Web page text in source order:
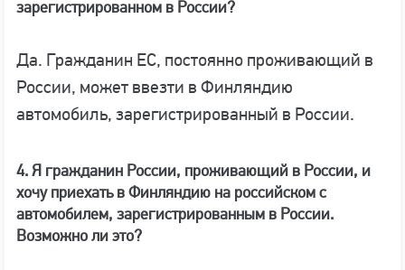
зарегистрированном в России?
Да. Гражданин ЕС, постоянно проживающий в
России, может ввезти в Финляндию
автомобиль, зарегистрированный в России.
4. Я гражданин России, проживающий в России, и
хочу приехать в Финляндию на российском с
автомобилем, зарегистрированным в России.
Возможно ли это?